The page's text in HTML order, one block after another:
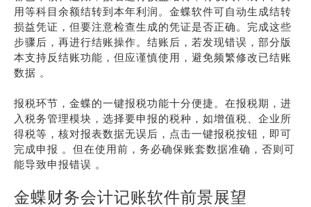
用等科目余额结转到本年利润。金蝶软件可自动生成结转
损益凭证，但要注意检查生成的凭证是否正确。完成这些
步骤后，再进行结账操作。结账后，若发现错误，部分版
本支持反结账功能，但应谨慎使用，避免频繁修改已结账
数据 。
报税环节，金蝶的一键报税功能十分便捷。在报税期，进
入税务管理模块，选择要申报的税种，如增值税、企业所
得税等，核对报表数据无误后，点击一键报税按钮，即可
完成申报 。但在使用前，务必确保账套数据准确，否则可
能导致申报错误 。
金蝶财务会计记账软件前景展望